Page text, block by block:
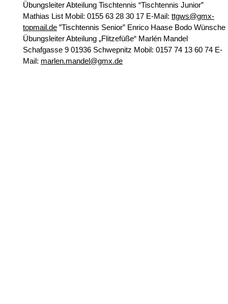
Übungsleiter Abteilung Tischtennis “Tischtennis Junior”
Mathias List Mobil: 0155 63 28 30 17 E-Mail: ttgws@gmx-
topmail.de ”Tischtennis Senior” Enrico Haase Bodo Wünsche
Übungsleiter Abteilung „Flitzefüße“ Marlén Mandel
Schafgasse 9 01936 Schwepnitz Mobil: 0157 74 13 60 74 E-
Mail: marlen.mandel@gmx.de